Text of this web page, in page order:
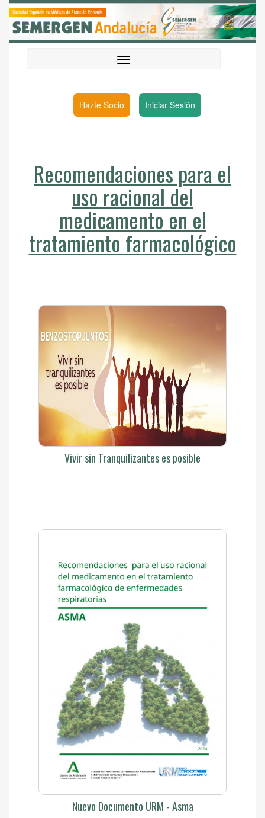
Hazte Socio Iniciar Sesión
Recomendaciones para el
uso racional del
medicamento en el
tratamiento farmacológico
Vivir sin Tranquilizantes es posible
Nuevo Documento URM - Asma